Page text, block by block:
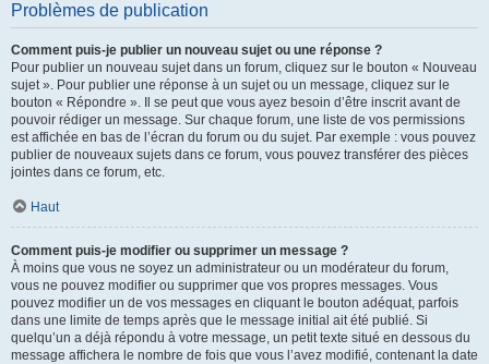
Problèmes de publication
Comment puis-je publier un nouveau sujet ou une réponse ?
Pour publier un nouveau sujet dans un forum, cliquez sur le bouton « Nouveau
sujet ». Pour publier une réponse à un sujet ou un message, cliquez sur le
bouton « Répondre ». Il se peut que vous ayez besoin d’être inscrit avant de
pouvoir rédiger un message. Sur chaque forum, une liste de vos permissions
est affichée en bas de l’écran du forum ou du sujet. Par exemple : vous pouvez
publier de nouveaux sujets dans ce forum, vous pouvez transférer des pièces
jointes dans ce forum, etc.
Haut
Comment puis-je modifier ou supprimer un message ?
À moins que vous ne soyez un administrateur ou un modérateur du forum,
vous ne pouvez modifier ou supprimer que vos propres messages. Vous
pouvez modifier un de vos messages en cliquant le bouton adéquat, parfois
dans une limite de temps après que le message initial ait été publié. Si
quelqu’un a déjà répondu à votre message, un petit texte situé en dessous du
message affichera le nombre de fois que vous l’avez modifié, contenant la date